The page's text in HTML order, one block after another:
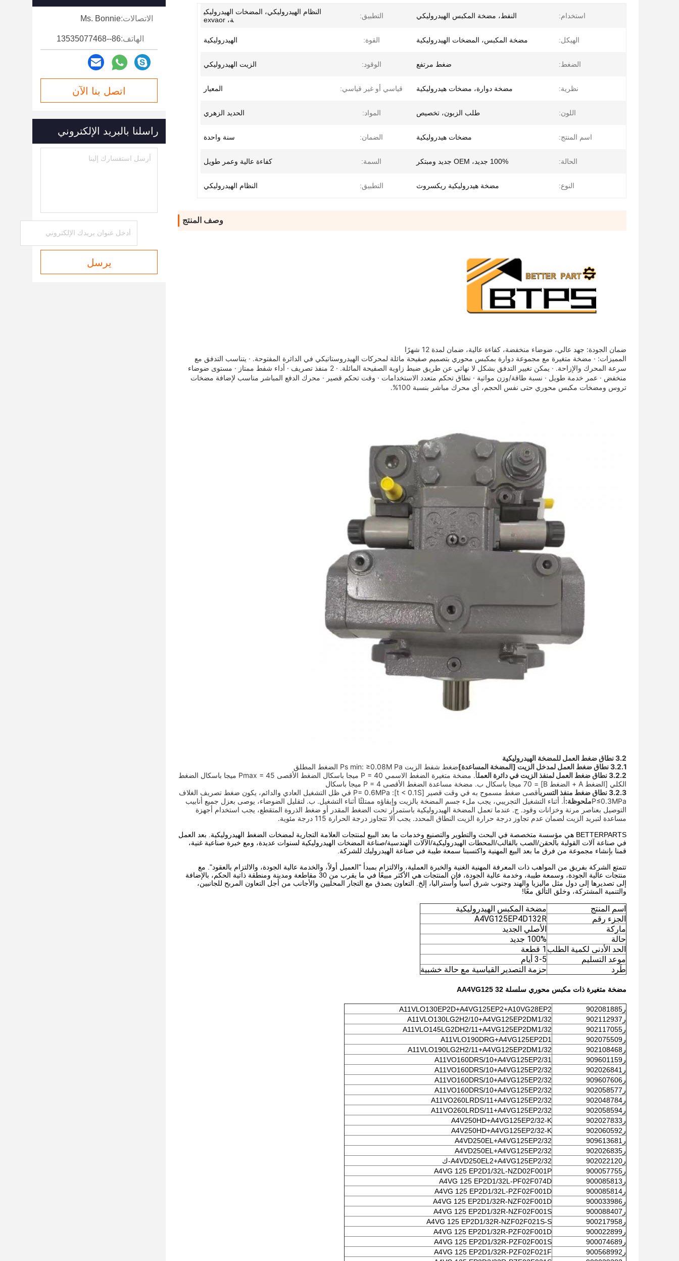
استخدام: النفط، مضخة المكبس الهيدروليكي التطبيق:
النظام الهيدروليكي، المضخات الهيدروليكي
ة، exvaor
الهيكل: مضخة المكبس، المضخات الهيدروليكية القوة: الهيدروليكية
الضغط: ضغط مرتفع الوقود: الزيت الهيدروليكي
نظرية: مضخة دوارة، مضخات هيدروليكية قياسي أو غير قياسي: المعيار
اللون: طلب الزبون، تخصيص المواد: الحديد الزهري
اسم المنتج: مضخات هيدروليكية الضمان: سنة واحدة
الحالة: 100% جديد، OEM جديد ومبتكر السمة: كفاءة عالية وعمر طويل
النوع: مضخة هيدروليكية ريكسروث التطبيق: النظام الهيدروليكي
وصف المنتج
ضمان الجودة: جهد عالي، ضوضاء منخفضة، كفاءة عالية، ضمان لمدة 12 شهرًا
المميزات: · مضخة متغيرة مع مجموعة دوارة بمكبس محوري بتصميم صفيحة مائلة لمحركات الهيدروستاتيكي في الدائرة المفتوحة. · يتناسب التدفق مع
سرعة المحرك والإزاحة. · يمكن تغيير التدفق بشكل لا نهائي عن طريق ضبط زاوية الصفيحة المائلة. · 2 منفذ تصريف · أداء شفط ممتاز · مستوى ضوضاء
منخفض · عمر خدمة طويل · نسبة طاقة/وزن مواتية · نطاق تحكم متعدد الاستخدامات · وقت تحكم قصير · محرك الدفع المباشر مناسب لإضافة مضخات
تروس ومضخات مكبس محوري حتى نفس الحجم، أي محرك مباشر بنسبة 100%.
3.2 نطاق ضغط العمل للمضخة الهيدروليكية
3.2.1 نطاق ضغط العمل لمدخل الزيت [المضخة المساعدة]
ضغط شفط الزيت Ps min: ≥0.08M Pa الضغط المطلق
3.2.2 نطاق ضغط العمل لمنفذ الزيت في دائرة العمل
أ. مضخة متغيرة الضغط الاسمي P = 40 ميجا باسكال الضغط الأقصى Pmax = 45 ميجا باسكال الضغط
الكلي [الضغط A + الضغط B] = 70 ميجا باسكال ب. مضخة مساعدة الضغط الأقصى P = 4 ميجا باسكال
3.2.3 نطاق ضغط منفذ التسرب
أقصى ضغط مسموح به في وقت قصير [t < 0.1S]: P= 0.6MPa في ظل التشغيل العادي والدائم، يكون ضغط تصريف الغلاف
P≤0.3MPaملحوظة:أ. أثناء التشغيل التجريبي، يجب ملء جسم المضخة بالزيت وإبقاؤه ممتلئًا أثناء التشغيل. ب. لتقليل الضوضاء، يوصى بعزل جميع أنابيب
التوصيل بعناصر مرنة وخزانات وقود. ج. عندما تعمل المضخة الهيدروليكية باستمرار تحت الضغط المقدر أو ضغط الذروة المتقطع، يجب استخدام أجهزة
مساعدة لتبريد الزيت لضمان عدم تجاوز درجة حرارة الزيت النطاق المحدد. يجب ألا تتجاوز درجة الحرارة 115 درجة مئوية.
BETTERPARTS هي مؤسسة متخصصة في البحث والتطوير والتصنيع وخدمات ما بعد البيع لمنتجات العلامة التجارية لمضخات الضغط الهيدروليكية. بعد العمل
في صناعة آلات القولبة بالحقن/الصب بالقالب/المحطات الهيدروليكية/الآلات الهندسية/صناعة المضخات الهيدروليكية لسنوات عديدة، ومع خبرة صناعية غنية،
قمنا بإنشاء مجموعة من فرق ما بعد البيع المهنية واكتسبنا سمعة طيبة في صناعة الهيدروليك للشركة.
تتمتع الشركة بفريق من المواهب ذات المعرفة المهنية الغنية والخبرة العملية، والالتزام بمبدأ "العميل أولاً، والخدمة عالية الجودة، والالتزام بالعقود". مع
منتجات عالية الجودة، وسمعة طيبة، وخدمة عالية الجودة، فإن المنتجات هي الأكثر مبيعًا في ما يقرب من 30 مقاطعة ومدينة ومنطقة ذاتية الحكم، بالإضافة
إلى تصديرها إلى دول مثل ماليزيا والهند وجنوب شرق آسيا وأستراليا، إلخ. التعاون بصدق مع التجار المحليين والأجانب من أجل التعاون المربح للجانبين،
والتنمية المشتركة، وخلق التألق معًا!
اسم المنتج
مضخة المكبس الهيدروليكية
الجزء رقم
A4VG125EP4D132R
ماركة
الأصلي الجديد
حالة
100% جديد
الحد الأدنى لكمية الطلب 1 قطعة
موعد التسليم
3-5 أيام
طَرد
حزمة التصدير القياسية مع حالة خشبية
مضخة متغيرة ذات مكبس محوري سلسلة AA4VG125 32
ر902081885
A11VLO130EP2D+A4VG125EP2+A10VG28EP2
ر902112937
A11VLO130LG2H2/10+A4VG125EP2DM1/32
ر902117055
A11VLO145LG2DH2/11+A4VG125EP2DM1/32
ر902075509
A11VLO190DRG+A4VG125EP2D1
ر902108468
A11VLO190LG2H2/11+A4VG125EP2DM1/32
ر909601159
A11VO160DRS/10+A4VG125EP2/31
ر902026841
A11VO160DRS/10+A4VG125EP2/32
ر909607606
A11VO160DRS/10+A4VG125EP2/32
ر902058577
A11VO160DRS/10+A4VG125EP2/32
ر902048784
A11VO260LRDS/11+A4VG125EP2/32
ر902058594
A11VO260LRDS/11+A4VG125EP2/32
ر902027833
A4V250HD+A4VG125EP2/32-K
ر902060592
A4V250HD+A4VG125EP2/32-K
ر909613681
A4VD250EL+A4VG125EP2/32
ر902026835
A4VD250EL+A4VG125EP2/32
ر902022120
A4VD250EL2+A4VG125EP2/32-ك
ر900057755
A4VG 125 EP2D1/32L-NZD02F001P
ر900085813
A4VG 125 EP2D1/32L-PF02F074D
ر900085814
A4VG 125 EP2D1/32L-PZF02F001D
ر900033986
A4VG 125 EP2D1/32R-NZF02F001D
ر900088407
A4VG 125 EP2D1/32R-NZF02F001S
ر900217958
A4VG 125 EP2D1/32R-NZF02F021S-S
ر900022899
A4VG 125 EP2D1/32R-PZF02F001D
ر900074689
A4VG 125 EP2D1/32R-PZF02F001S
ر900568992
A4VG 125 EP2D1/32R-PZF02F021F
الاتصالات:Ms. Bonnie
الهاتف:86--13535077468
اتصل بنا الآن
راسلنا بالبريد الإلكتروني
يرسل